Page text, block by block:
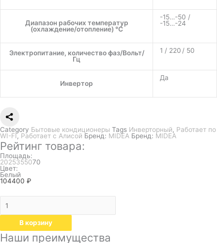
Диапазон рабочих температур
(охлаждение/отопление) °C
-15…-50 /
-15…-24
Электропитание, количество фаз/Вольт/
Гц
1 / 220 / 50
Инвертор
Да
Category Бытовые кондиционеры Tags Инверторный, Работает по
WI-FI, Работает с Алисой Бренд: MIDEA Бренд: MIDEA
Рейтинг товара:
Площадь:
2025355070
Цвет:
Белый
104400 ₽
В корзину
Наши преимущества